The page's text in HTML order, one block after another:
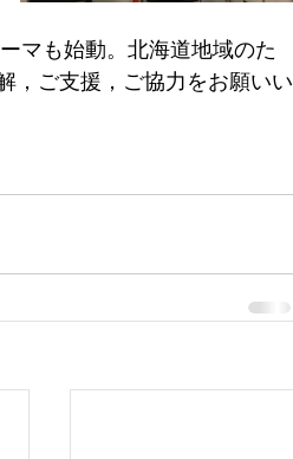
マも始動。北海道地域のた
，ご支援，ご協力をお願いい